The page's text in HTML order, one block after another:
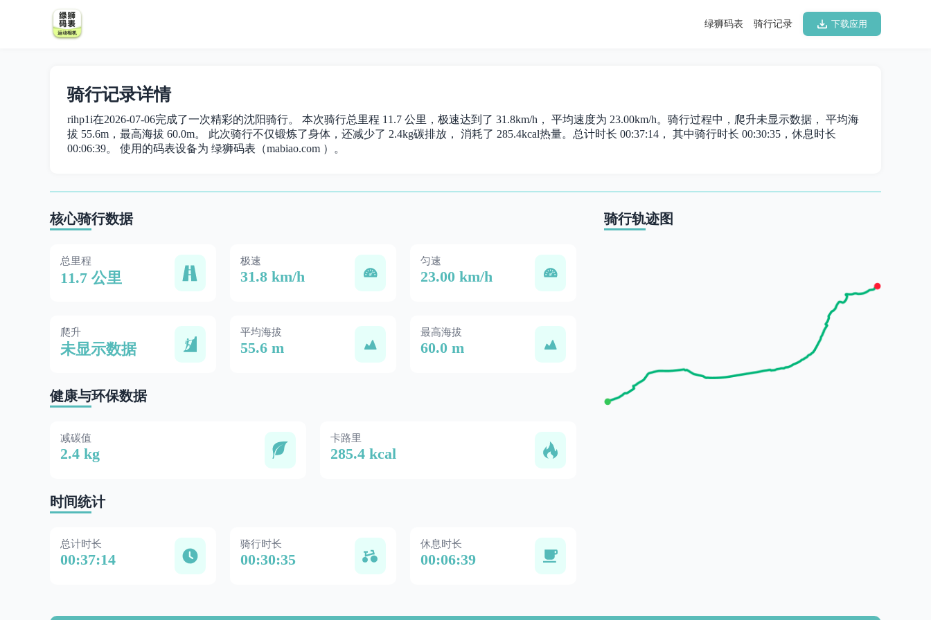
下载应用
骑行记录
绿狮码表
骑行记录详情
rihp1i在2026-07-06完成了一次精彩的沈阳骑行。 本次骑行总里程 11.7 公里，极速达到了 31.8km/h， 平均速度为 23.00km/h。骑行过程中，爬升未显示数据， 平均海
拔 55.6m，最高海拔 60.0m。 此次骑行不仅锻炼了身体，还减少了 2.4kg碳排放， 消耗了 285.4kcal热量。总计时长 00:37:14， 其中骑行时长 00:30:35，休息时长
00:06:39。 使用的码表设备为 绿狮码表（mabiao.com ）。
核心骑行数据
总里程
11.7 公里
极速
31.8 km/h
匀速
23.00 km/h
爬升
未显示数据
平均海拔
55.6 m
最高海拔
60.0 m
健康与环保数据
减碳值
2.4 kg
卡路里
285.4 kcal
时间统计
总计时长
00:37:14
骑行时长
00:30:35
休息时长
00:06:39
骑行轨迹图